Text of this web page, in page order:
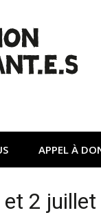
à
APPEL À
et 2 juillet